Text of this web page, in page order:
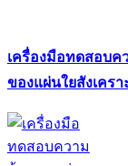
เครื่องมือทดสอบ
ของแผ่นใยสังเครา